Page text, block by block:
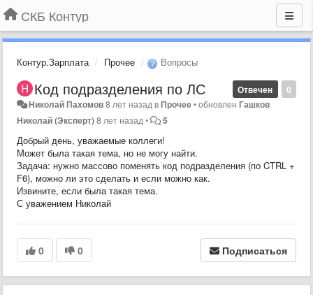
СКБ Контур
Контур.Зарплата Прочее Вопросы
0
Отвечен
Код подразделения по ЛС
Николай Пахомов8 лет назад вПрочее•обновленГашков
Николай (Эксперт)8 лет назад • 5
Добрый день, уважаемые коллеги!
Может была такая тема, но не могу найти.
Задача: нужно массово поменять код подразделения (по CTRL +
F6), можно ли это сделать и если можно как.
Извините, если была такая тема.
С уважением Николай
0 0 Подписаться